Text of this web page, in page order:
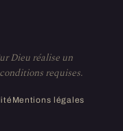
Dieu réalise un
requises.
Mentions légales